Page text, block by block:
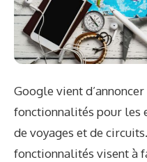
Google vient
fonctionnalités pour les
de voyages et de
fonctionnalités visent à